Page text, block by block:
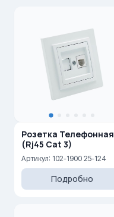
Розетка Телефонная
(Rj45 Cat 3)
Артикул: 102-1900 25-124
Подробно